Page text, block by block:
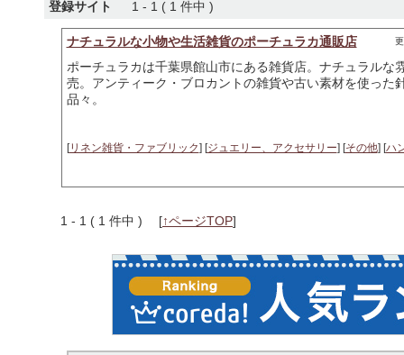
登録サイト 1 - 1 ( 1 件中 )
ナチュラルな小物や生活雑貨のポーチュラカ通販店
ポーチュラカは千葉県館山市にある雑貨店。ナチュラル
売。アンティーク・ブロカントの雑貨や古い素材を使った
品々。
[リネン雑貨・ファブリック] [ジュエリー、アクセサリー] [その他] [ハ
1 - 1 ( 1 件中 ) [↑ページTOP]